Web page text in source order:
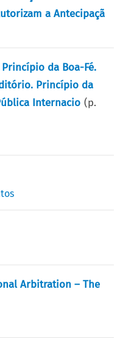
a Antecipaçã
da Boa-Fé.
Princípio da
Internacio (p.
Arbitration – The